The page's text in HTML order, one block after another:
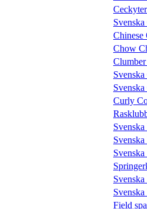
Chinese
Chow
Curly
Field